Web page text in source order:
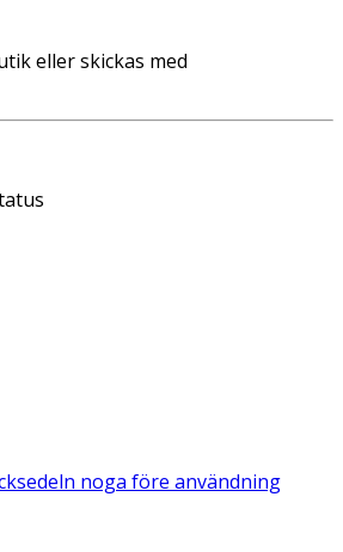
eller skickas med
noga före användning